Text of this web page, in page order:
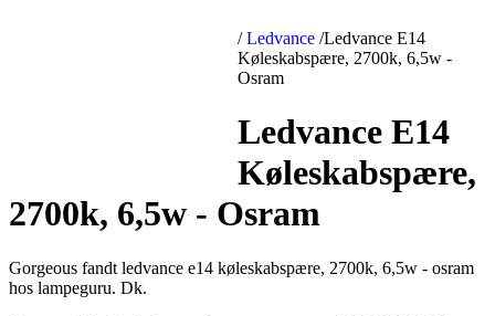
/ Ledvance /Ledvance E14
Køleskabspære, 2700k, 6,5w -
Osram
Ledvance E14
Køleskabspære,
2700k, 6,5w - Osram
Gorgeous fandt ledvance e14 køleskabspære, 2700k, 6,5w - osram
hos lampeguru. Dk.